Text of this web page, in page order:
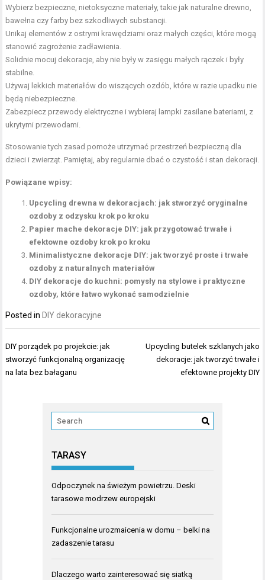
Wybierz bezpieczne, nietoksyczne materiały, takie jak naturalne drewno,
bawełna czy farby bez szkodliwych substancji.
Unikaj elementów z ostrymi krawędziami oraz małych części, które mogą
stanowić zagrożenie zadławienia.
Solidnie mocuj dekoracje, aby nie były w zasięgu małych rączek i były
stabilne.
Używaj lekkich materiałów do wiszących ozdób, które w razie upadku nie
będą niebezpieczne.
Zabezpiecz przewody elektryczne i wybieraj lampki zasilane bateriami, z
ukrytymi przewodami.
Stosowanie tych zasad pomoże utrzymać przestrzeń bezpieczną dla
dzieci i zwierząt. Pamiętaj, aby regularnie dbać o czystość i stan dekoracji.
Powiązane wpisy:
Upcycling drewna w dekoracjach: jak stworzyć oryginalne
ozdoby z odzysku krok po kroku
Papier mache dekoracje DIY: jak przygotować trwałe i
efektowne ozdoby krok po kroku
Minimalistyczne dekoracje DIY: jak tworzyć proste i trwałe
ozdoby z naturalnych materiałów
DIY dekoracje do kuchni: pomysły na stylowe i praktyczne
ozdoby, które łatwo wykonać samodzielnie
Posted in DIY dekoracyjne
Nawigacja
wpisu
DIY porządek po projekcie: jak
stworzyć funkcjonalną organizację
na lata bez bałaganu
Upcycling butelek szklanych jako
dekoracje: jak tworzyć trwałe i
efektowne projekty DIY
TARASY
Odpoczynek na świeżym powietrzu. Deski
tarasowe modrzew europejski
Funkcjonalne urozmaicenia w domu – belki na
zadaszenie tarasu
Dlaczego warto zainteresować się siatką